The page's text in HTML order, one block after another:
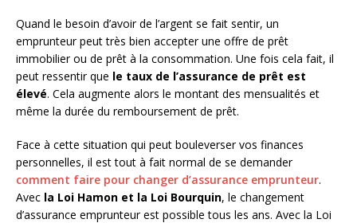
Quand le besoin d’avoir de l’argent se fait sentir, un
emprunteur peut très bien accepter une offre de prêt
immobilier ou de prêt à la consommation. Une fois cela fait, il
peut ressentir que le taux de l’assurance de prêt est
élevé. Cela augmente alors le montant des mensualités et
même la durée du remboursement de prêt.
Face à cette situation qui peut bouleverser vos finances
personnelles, il est tout à fait normal de se demander
comment faire pour changer d’assurance emprunteur.
Avec la Loi Hamon et la Loi Bourquin, le changement
d’assurance emprunteur est possible tous les ans. Avec la Loi